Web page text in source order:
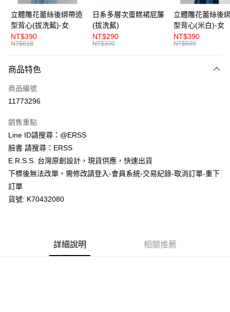
悠遊付
AFTEE先享後付
相關說明
便利好安心！
２．便利：只要手機號碼，簡訊認證，即可結帳。
３．安心：先確認商品／服務後，再付款。
【「AFTEE先享後付」結帳流程】
１．於結帳方式選擇「AFTEE先享後付」後，將跳轉至「AFTEE先享後付」
結帳頁面，進行簡訊認證並確認金額後，即可完成結帳。
２．訂單成立數日內，您將收到繳費通知簡訊。
ATM／網路銀行／等多元方式進行付款，方視為交易完成。
※ 請注意：結帳手續完成當下不需立刻繳費，但若您需要取消訂單，請聯絡
購買商品的店家。未經商家同意取消之訂單仍視為有效，需透過AFTEE先享
後付繳納相關費用。
※ 交易是否成功請以「AFTEE先享後付 」之結帳頁面顯示為準，若有關於
１．透過由恩沛科技股份有限公司提供之「AFTEE先享後付」服務完成之交
易，需依本服務之必要範圍內提供個人資料，並將交易相關給付款項請求債
運送方式
全家取貨付款
付款後全家取貨
每筆NT$80，滿NT$1,200(含以上)免運費
每筆NT$80，滿NT$1,200(含以上)免運費
付款後萊爾富取貨
每筆NT$80，滿NT$1,200(含以上)免運費
立體雕花蕾絲後綁帶造
型背心(拔洗藍)-女
NT$390
NT$618
日系多層次蛋糕裙屁簾
(拔洗藍)
NT$290
NT$390
立體雕花蕾絲後
型背心(米白)-女
NT$390
NT$590
商品特色
商品編號
11773296
銷售重點
Line ID請搜尋：@ERSS
臉書 請搜尋：ERSS
E.R.S.S. 台灣原創設計，現貨供應，快速出貨
下標後無法改單，需修改請登入-會員系統-交易紀錄-取消訂單-重下
訂單
貨號: K70432080
詳細說明 相關推薦